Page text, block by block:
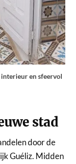
en sfeervol
stad
door de
Guéliz. Midden